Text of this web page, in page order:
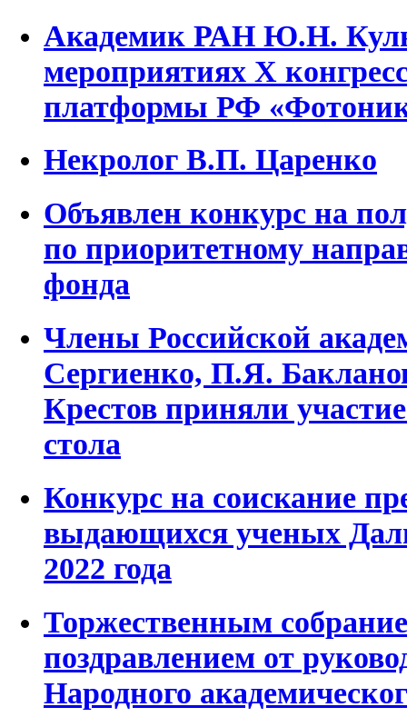
Академик РАН Ю.Н.
мероприятиях Х
платформы РФ
Некролог В.П. Царенко
Объявлен конкурс на
по приоритетному
фонда
Члены Российской
Сергиенко, П.Я.
Крестов приняли
стола
Конкурс на соискание
выдающихся ученых
2022 года
Торжественным
поздравлением от
Народного